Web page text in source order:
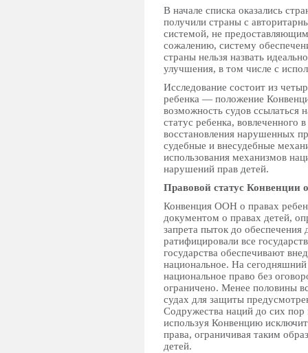
В начале списка оказались
получили страны с
системой, не
сожалению, систему
страны нельзя назвать
улучшения, в том числе с
Исследование состоит из
ребенка — положение
возможность судов ссылаться
статус ребенка, вовлеченного
восстановления нарушенных
судебные и внесудебные
использования механизмов
нарушений прав детей.
Правовой статус Конвенции
Конвенция ООН о правах
документом о правах детей,
запрета пыток до
ратифицировали все
государства обеспечивают
национальное. На
национальное право без
ограничено. Менее половины
судах для защиты
Содружества наций до сих
используя Конвенцию
права, ограничивая таким
детей.